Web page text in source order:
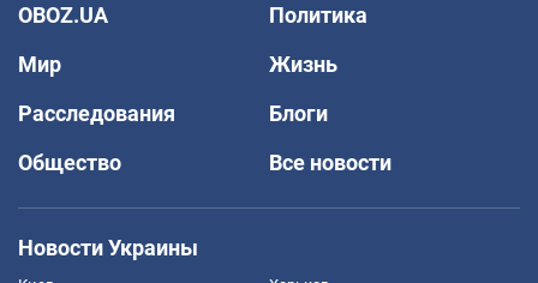
OBOZ.UA
Политика
Мир
Жизнь
Расследования
Блоги
Общество
Все новости
Новости Украины